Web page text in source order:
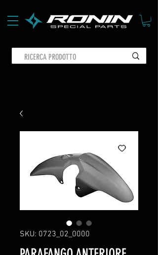
SKU: 0723_02_0000